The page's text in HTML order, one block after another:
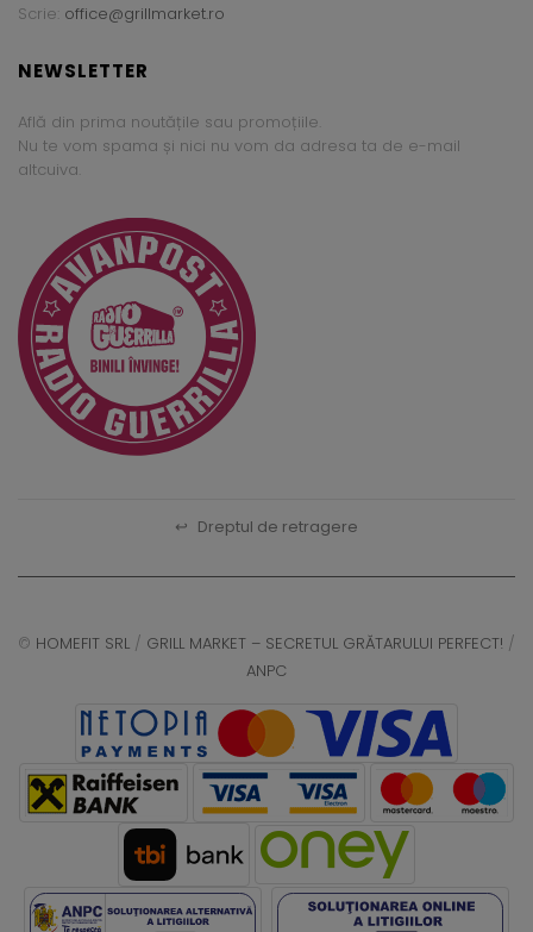
Scrie: office@grillmarket.ro
NEWSLETTER
Află din prima noutățile sau promoțiile.
Nu te vom spama și nici nu vom da adresa ta de e-mail
altcuiva.
↩ Dreptul de retragere
© HOMEFIT SRL / GRILL MARKET – SECRETUL GRĂTARULUI PERFECT! /
ANPC